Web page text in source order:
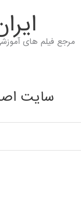
مرجع فیلم های
سایت